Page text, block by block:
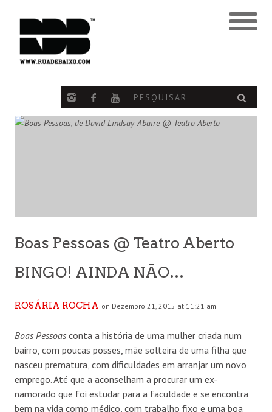
Boas Pessoas @ Teatro Aberto
BINGO! AINDA NÃO…
ROSÁRIA ROCHA on Dezembro 21, 2015 at 11:21 am
Boas Pessoas conta a história de uma mulher criada num
bairro, com poucas posses, mãe solteira de uma filha que
nasceu prematura, com dificuldades em arranjar um novo
emprego. Até que a aconselham a procurar um ex-
namorado que foi estudar para a faculdade e se encontra
bem na vida como médico, com trabalho fixo e uma boa